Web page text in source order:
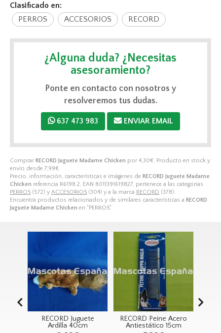
Comprar RECORD Juguete Madame Chicken por 4,30€ . Producto en stock y
envío desde 7,99€
Precio, información, características e imágenes de RECORD Juguete Madame
Chicken referencia R6198.2, EAN 8011391619827, pertenece a las categorías
PERROS (572) y ACCESORIOS (304) y a la marca RECORD (378).
Encuentra productos relacionados y de similares características a RECORD
Juguete Madame Chicken en "PERROS".
Clasificado en:
PERROS
ACCESORIOS RECORD
¿Alguna duda? ¿Necesitas
asesoramiento?
Ponte en contacto con nosotros y
resolveremos tus dudas.
637 473 983 ENVIAR EMAIL
RECORD Juguete
Ardilla 40cm
RECORD Peine Acero
Antiestático 15cm